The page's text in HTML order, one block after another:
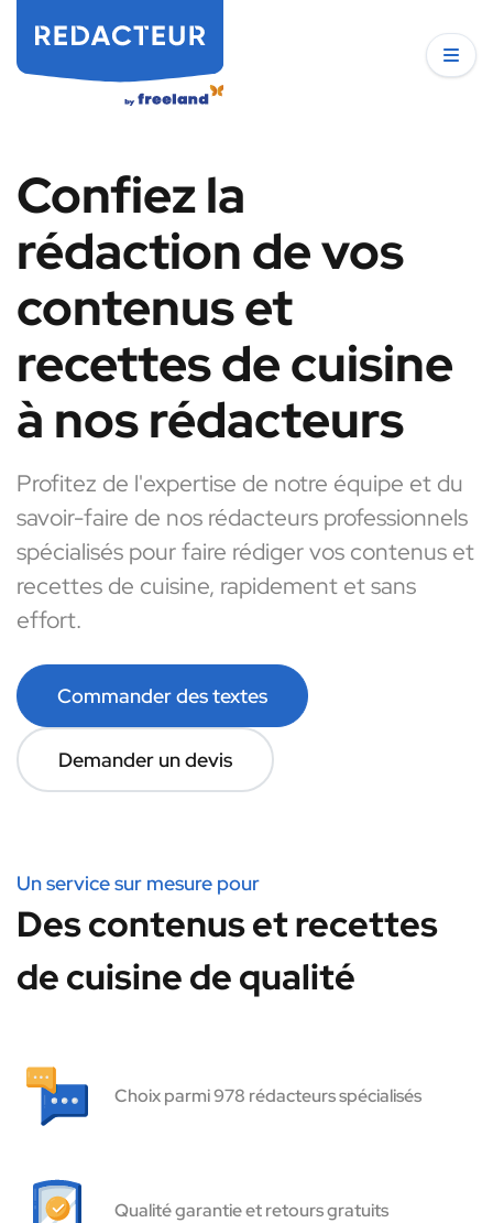
Confiez la
rédaction de vos
contenus et
recettes de cuisine
à nos rédacteurs
Profitez de l'expertise de notre équipe et du
savoir-faire de nos rédacteurs professionnels
spécialisés pour faire rédiger vos contenus et
recettes de cuisine, rapidement et sans
effort.
Commander des textes
Demander un devis
Un service sur mesure pour
Des contenus et recettes
de cuisine de qualité
Choix parmi 978 rédacteurs spécialisés
Qualité garantie et retours gratuits